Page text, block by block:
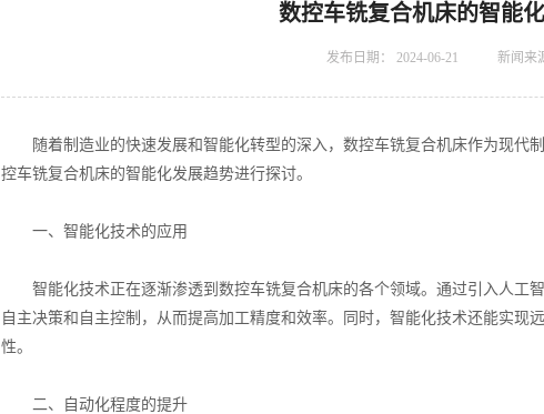
数控车铣复合机床的智能
发布日期： 2024-06-21 新闻来
随着制造业的快速发展和智能化转型的深入，数控车铣复合机床作为现代
控车铣复合机床的智能化发展趋势进行探讨。
一、智能化技术的应用
智能化技术正在逐渐渗透到数控车铣复合机床的各个领域。通过引入人工智
自主决策和自主控制，从而提高加工精度和效率。同时，智能化技术还能实现
性。
二、自动化程度的提升